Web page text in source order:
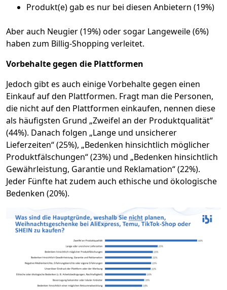
Produkt(e) gab es nur bei diesen Anbietern (19%)
Aber auch Neugier (19%) oder sogar Langeweile (6%)
haben zum Billig-Shopping verleitet.
Vorbehalte gegen die Plattformen
Jedoch gibt es auch einige Vorbehalte gegen einen
Einkauf auf den Plattformen. Fragt man die Personen,
die nicht auf den Plattformen einkaufen, nennen diese
als häufigsten Grund „Zweifel an der Produktqualität“
(44%). Danach folgen „Lange und unsicherer
Lieferzeiten“ (25%), „Bedenken hinsichtlich möglicher
Produktfälschungen“ (23%) und „Bedenken hinsichtlich
Gewährleistung, Garantie und Reklamation“ (22%).
Jeder Fünfte hat zudem auch ethische und ökologische
Bedenken (20%).